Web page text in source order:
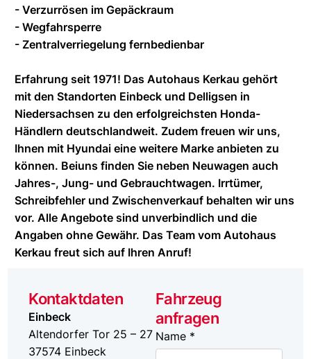
- Verzurrösen im Gepäckraum
- Wegfahrsperre
- Zentralverriegelung fernbedienbar
Erfahrung seit 1971! Das Autohaus Kerkau gehört
mit den Standorten Einbeck und Delligsen in
Niedersachsen zu den erfolgreichsten Honda-
Händlern deutschlandweit. Zudem freuen wir uns,
Ihnen mit Hyundai eine weitere Marke anbieten zu
können. Beiuns finden Sie neben Neuwagen auch
Jahres-, Jung- und Gebrauchtwagen. Irrtümer,
Schreibfehler und Zwischenverkauf behalten wir uns
vor. Alle Angebote sind unverbindlich und die
Angaben ohne Gewähr. Das Team vom Autohaus
Kerkau freut sich auf Ihren Anruf!
Kontaktdaten
Einbeck
Altendorfer Tor 25 – 27
37574 Einbeck
Fahrzeug
anfragen
Name *